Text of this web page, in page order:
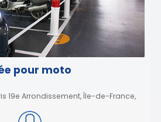
pour moto
19e Arrondissement, Île-de-France,